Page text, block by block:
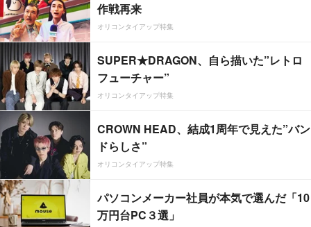
作戦再来
オリコンタイアップ特集
SUPER★DRAGON、自ら描いた”レトロ
フューチャー”
オリコンタイアップ特集
CROWN HEAD、結成1周年で見えた”バン
ドらしさ”
オリコンタイアップ特集
パソコンメーカー社員が本気で選んだ「10
万円台PC３選」